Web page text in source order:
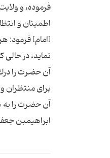
فرموده، و
اطمینان و
[امام] فرمود:
نماید، در
آن حضرت را
براى منتظران
ابراهیم‏بن جعفر، كتاب الغیبة، ص‏200،